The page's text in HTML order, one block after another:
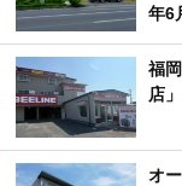
年6
福
店
オ